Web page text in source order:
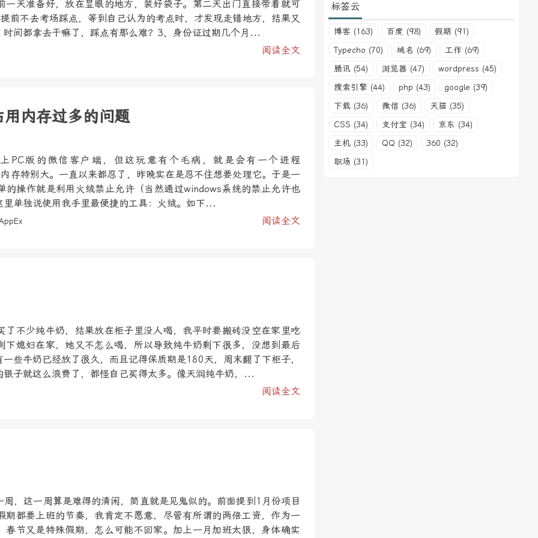
一天准备好，放在显眼的地方，装好袋子。第二天出门直接带着就可
前不去考场踩点，等到自己认为的考点时，才发现走错地方，结果又
间都拿去干嘛了，踩点有那么难？3、身份证过期几个月...
阅读全文
内存过多的问题
PC版的微信客户端，但这玩意有个毛病，就是会有一个进程
存特别大。一直以来都忍了，昨晚实在是忍不住想要处理它。于是一
的操作就是利用火绒禁止允许（当然通过windows系统的禁止允许也
单独说使用我手里最便捷的工具：火绒。如下...
阅读全文
了不少纯牛奶，结果放在柜子里没人喝，我平时要搬砖没空在家里吃
下媳妇在家，她又不怎么喝，所以导致纯牛奶剩下很多，没想到最后
些牛奶已经放了很久，而且记得保质期是180天，周末翻了下柜子，
子就这么浪费了，都怪自己买得太多。像天润纯牛奶，...
阅读全文
，这一周算是难得的清闲，简直就是见鬼似的。前面提到1月份项目
期都要上班的节奏，我肯定不愿意，尽管有所谓的两倍工资，作为一
春节又是特殊假期，怎么可能不回家。加上一月加班太狠，身体确实
标签云
博客 (163) 百度 (98)
假期 (91)
Typecho (70)
域名 (69)
工作 (69)
腾讯 (54)
浏览器 (47)
wordpress (45)
搜索引擎 (44)
php (43)
google (39)
下载 (36)
微信 (36)
天猫 (35)
CSS (34)
支付宝 (34)
京东 (34)
主机 (33)
QQ (32)
360 (32)
职场 (31)